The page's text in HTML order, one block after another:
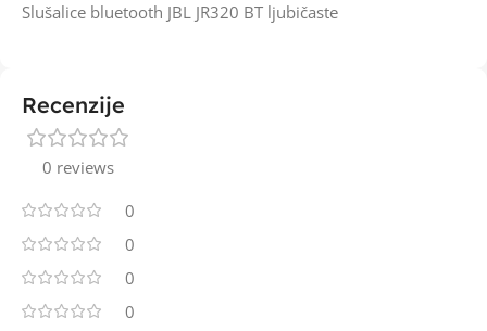
Slušalice bluetooth JBL JR320 BT ljubičaste
Recenzije
0 reviews
0
0
0
0